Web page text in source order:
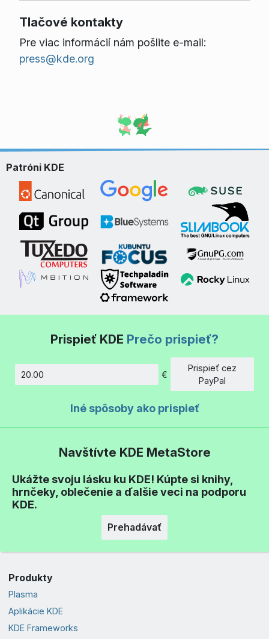
Tlačové kontakty
Pre viac informácií nám pošlite e-mail:
press@kde.org
Patróni KDE
Prispieť KDE Prečo prispieť?
Množstvo
€
Prispieť cez
PayPal
Iné spôsoby ako prispieť
Navštívte KDE MetaStore
Ukážte svoju lásku ku KDE! Kúpte si knihy,
hrnčeky, oblečenie a ďalšie veci na podporu
KDE.
Prehadávať
Produkty
Plasma
Aplikácie KDE
KDE Frameworks